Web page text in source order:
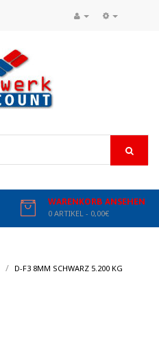
WARENKORB ANSEHEN
0 ARTIKEL - 0,00€
/ D-F3 8MM SCHWARZ 5.200 KG